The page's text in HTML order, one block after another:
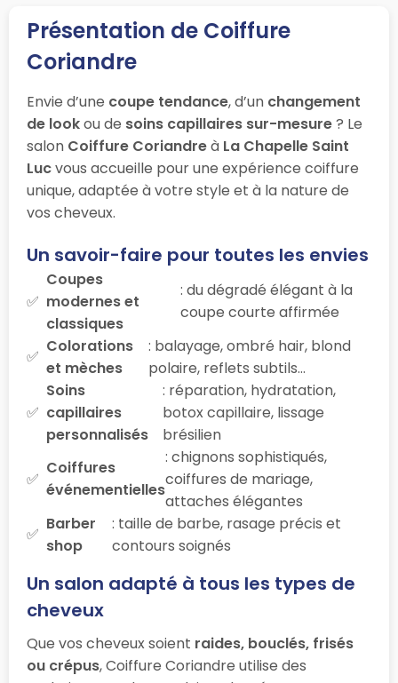
Présentation de Coiffure
Coriandre
Envie d’une coupe tendance, d’un changement
de lookou de soins capillaires sur-mesure? Le
salon Coiffure Coriandreà La Chapelle Saint
Lucvous accueille pour une expérience coiffure
unique, adaptée à votre style et à la nature de
vos cheveux.
Un savoir-faire pour toutes les envies
Coupes
modernes et
classiques
: du dégradé élégant à la
coupe courte affirmée
Colorations
et mèches
: balayage, ombré hair, blond
polaire, reflets subtils…
Soins
capillaires
personnalisés
: réparation, hydratation,
botox capillaire, lissage
brésilien
Coiffures
événementielles
: chignons sophistiqués,
coiffures de mariage,
attaches élégantes
Barber
shop
: taille de barbe, rasage précis et
contours soignés
Un salon adapté à tous les types de
cheveux
Que vos cheveux soient raides, bouclés, frisés
ou crépus, Coiffure Coriandre utilise des